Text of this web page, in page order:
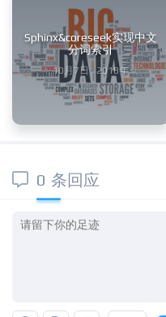
Sphinx&coreseek实现中文
分词索引
10月7日 · 2018年
0 条回应